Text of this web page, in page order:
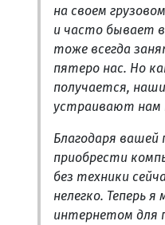
на своем
и часто бывает
тоже всегда
пятеро нас. Но
получается,
устраивают нам
Благодаря вашей
приобрести
без техники
нелегко. Теперь
интернетом для